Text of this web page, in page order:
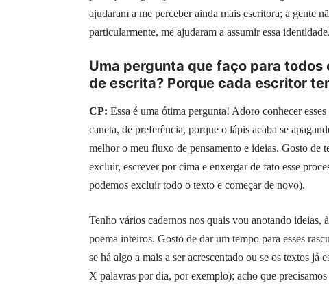
ajudaram a me perceber ainda mais escritora; a gente
particularmente, me ajudaram a assumir essa identidade.
Uma pergunta que faço para
de escrita? Porque cada escritor
CP: Essa é uma ótima pergunta! Adoro conhecer
caneta, de preferência, porque o lápis acaba se
melhor o meu fluxo de pensamento e ideias. Gosto de
excluir, escrever por cima e enxergar de fato esse
podemos excluir todo o texto e começar de novo).
Tenho vários cadernos nos quais vou anotando ideias,
poema inteiros. Gosto de dar um tempo para esses
se há algo a mais a ser acrescentado ou se os textos já
X palavras por dia, por exemplo); acho que